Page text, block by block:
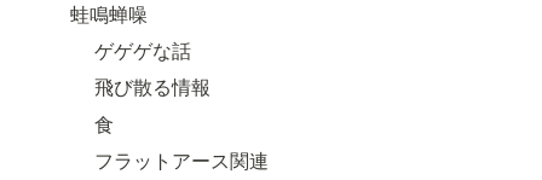
蛙鳴蝉噪
ゲゲゲな話
飛び散る情報
食
フラットアース関連